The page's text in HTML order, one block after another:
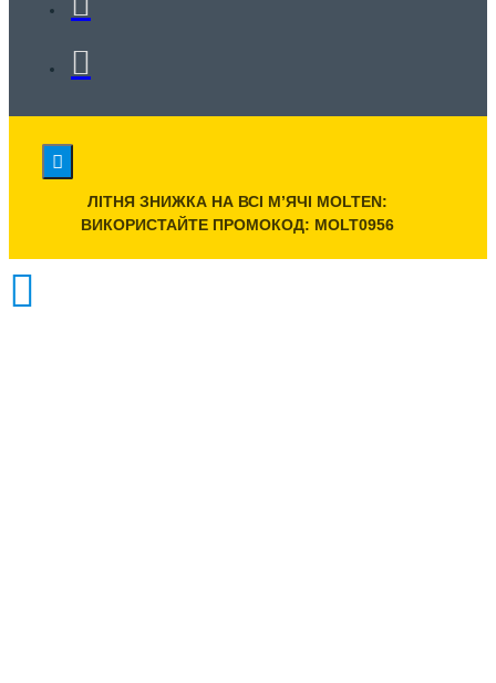
ЛІТНЯ ЗНИЖКА НА ВСІ МʼЯЧІ MOLTEN:
ВИКОРИСТАЙТЕ ПРОМОКОД: MOLT0956